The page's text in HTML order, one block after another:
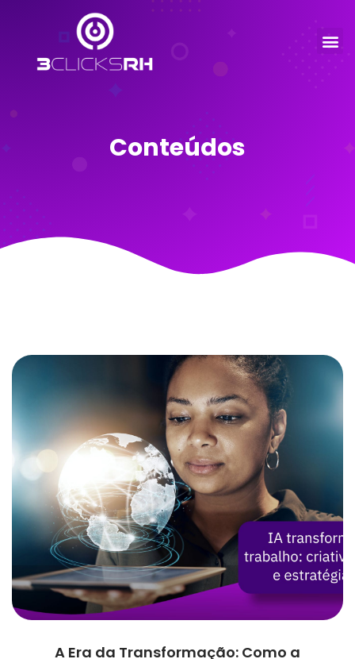
Conteúdos
A Era da Transformação: Como a